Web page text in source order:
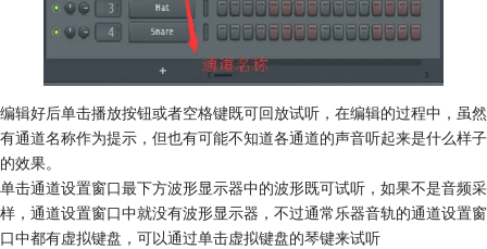
编辑好后单击播放按钮或者空格键既可回放试听，在编辑的过程中，虽然
有通道名称作为提示，但也有可能不知道各通道的声音听起来是什么样子
的效果。
单击通道设置窗口最下方波形显示器中的波形既可试听，如果不是音频采
样，通道设置窗口中就没有波形显示器，不过通常乐器音轨的通道设置窗
口中都有虚拟键盘，可以通过单击虚拟键盘的琴键来试听